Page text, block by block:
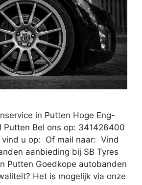
in Putten Hoge Eng-
Putten Bel ons op: 341426400
vind u op: Of mail naar: Vind
aanbieding bij SB Tyres
Putten Goedkope autobanden
Het is mogelijk via onze